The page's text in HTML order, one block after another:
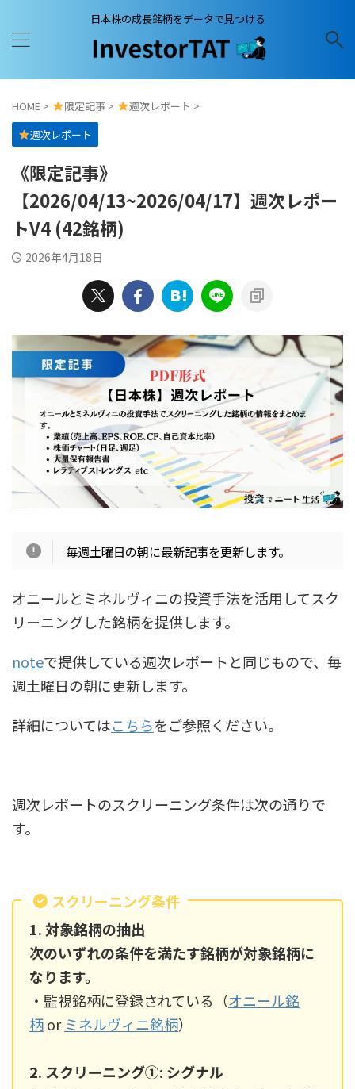
日本株の成長銘柄をデータで見つける
HOME > 限定記事 > 週次レポート >
週次レポート
《限定記事》
【2026/04/13~2026/04/17】週次レポー
トV4 (42銘柄)
2026年4月18日
毎週土曜日の朝に最新記事を更新します。
オニールとミネルヴィニの投資手法を活用してスク
リーニングした銘柄を提供します。
noteで提供している週次レポートと同じもので、毎
週土曜日の朝に更新します。
詳細についてはこちらをご参照ください。
週次レポートのスクリーニング条件は次の通りで
す。
スクリーニング条件
1. 対象銘柄の抽出
次のいずれの条件を満たす銘柄が対象銘柄に
なります。
・監視銘柄に登録されている（オニール銘
柄or ミネルヴィニ銘柄）
2. スクリーニング①: シグナル